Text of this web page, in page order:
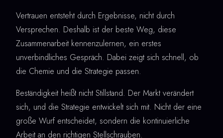
Vertrauen entsteht durch Ergebnisse, nicht durch
Versprechen. Deshalb ist der beste Weg, diese
Zusammenarbeit kennenzulernen, ein erstes
unverbindliches Gespräch. Dabei zeigt sich schnell, ob
die Chemie und die Strategie passen.
Beständigkeit heißt nicht Stillstand. Der Markt verändert
sich, und die Strategie entwickelt sich mit. Nicht der eine
große Wurf entscheidet, sondern die kontinuierliche
Arbeit an den richtigen Stellschrauben.